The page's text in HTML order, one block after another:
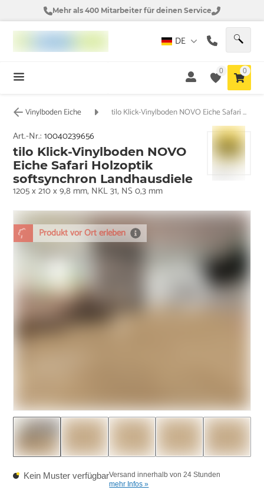
Mehr als 400 Mitarbeiter für deinen Service
DE
0 0
Vinylboden Eiche tilo Klick-Vinylboden NOVO Eiche Safari Holzoptik softsynchron Landhausdiele
Produkt vor Ort erleben
Art.-Nr.:10040239656
tilo Klick-Vinylboden NOVO
Eiche Safari Holzoptik
softsynchron Landhausdiele
1205 x 210 x 9,8 mm, NKL 31, NS 0,3 mm
Kein Muster verfügbarVersand innerhalb von 24 Stunden
mehr Infos »